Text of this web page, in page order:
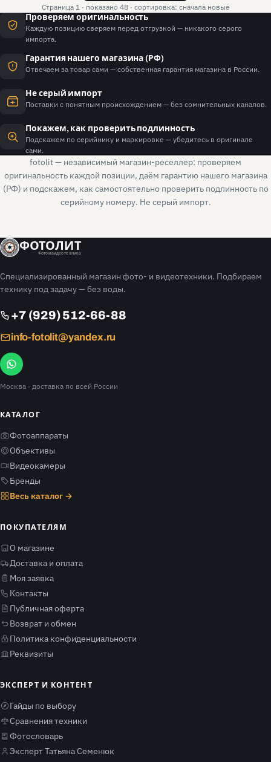
Страница 1 · показано 48 · сортировка: сначала новые
Проверяем оригинальность
Каждую позицию сверяем перед отгрузкой — никакого серого
импорта.
Гарантия нашего магазина (РФ)
Отвечаем за товар сами — собственная гарантия магазина в России.
Не серый импорт
Поставки с понятным происхождением — без сомнительных каналов.
Покажем, как проверить подлинность
Подскажем по серийнику и маркировке — убедитесь в оригинале
сами.
fotolit — независимый магазин-реселлер: проверяем
оригинальность каждой позиции, даём гарантию нашего магазина
(РФ) и подскажем, как самостоятельно проверить подлинность по
серийному номеру. Не серый импорт.
ФОТОЛИТ
Фото и видео техника
Специализированный магазин фото- и видеотехники. Подбираем
технику под задачу — без воды.
+7 (929) 512-66-88
info-fotolit@yandex.ru
Москва · доставка по всей России
КАТАЛОГ
Фотоаппараты
Объективы
Видеокамеры
Бренды
Весь каталог →
ПОКУПАТЕЛЯМ
О магазине
Доставка и оплата
Моя заявка
Контакты
Публичная оферта
Возврат и обмен
Политика конфиденциальности
Реквизиты
ЭКСПЕРТ И КОНТЕНТ
Гайды по выбору
Сравнения техники
Фотословарь
Эксперт Татьяна Семенюк